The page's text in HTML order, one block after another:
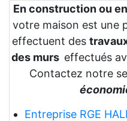
En construction ou
votre maison est une
effectuent des
des murs effectués
Contactez notre
Entreprise RGE